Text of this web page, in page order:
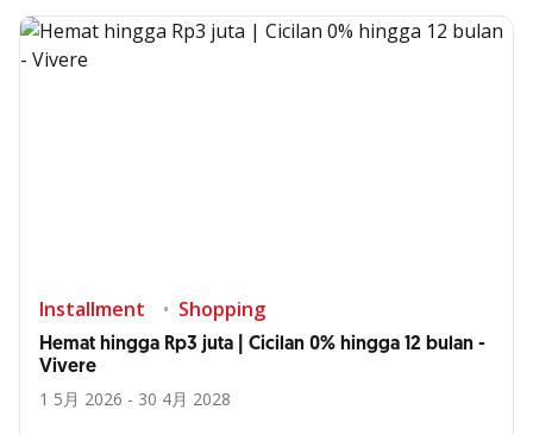
Installment Shopping
Hemat hingga Rp3 juta | Cicilan 0% hingga 12 bulan -
Vivere
1 5月 2026 - 30 4月 2028